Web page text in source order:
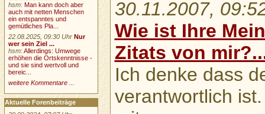
30.11.2007,
Wie ist Ihre
Zitats von
Ich denke dass
verantwortlich
hsm:Man kann doch aber
auch mit netten Menschen
ein entspanntes und
gemütliches Pla...
22.08.2025, 09:30 Uhr Nur
wer sein Ziel ...
hsm:Allerdings: Umwege
erhöhen die Ortskenntnisse -
und sie sind wertvoll und
bereic...
weitere Kommentare ...
Aktuelle Forenbeiträge